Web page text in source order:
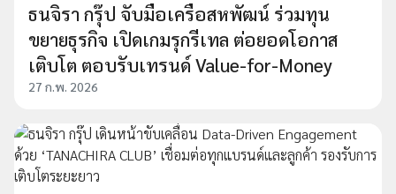
ธนจิรา กรุ๊ป จับมือเครือสหพัฒน์ ร่วมทุน
ขยายธุรกิจ เปิดเกมรุกรีเทล ต่อยอดโอกาส
เติบโต ตอบรับเทรนด์ Value-for-Money
27 ก.พ. 2026